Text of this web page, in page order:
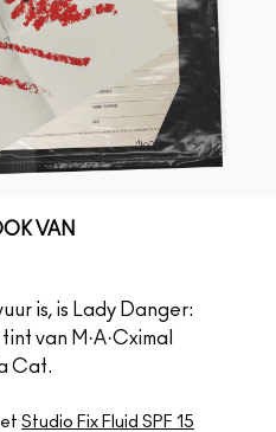
VAN
is, is Lady Danger:
van M·A·Cximal
Cat.
Studio Fix Fluid SPF 15